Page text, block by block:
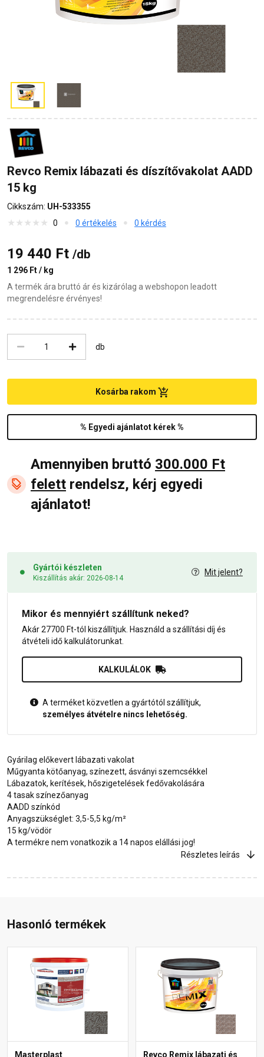
Revco Remix lábazati és díszítővakolat AADD
15 kg
Cikkszám: UH-533355
0
0 értékelés 0 kérdés
19 440 Ft /db
1 296 Ft / kg
A termék ára bruttó ár és kizárólag a webshopon leadott
megrendelésre érvényes!
db
% Egyedi ajánlatot kérek %
Kosárba rakom
Amennyiben bruttó 300.000 Ft
felett rendelsz, kérj egyedi
ajánlatot!
Gyártói készleten
Kiszállítás akár: 2026-08-14
Mit jelent?
Mikor és mennyiért szállítunk neked?
Akár 27700 Ft-tól kiszállítjuk. Használd a szállítási díj és
átvételi idő kalkulátorunkat.
KALKULÁLOK
A terméket közvetlen a gyártótól szállítjuk,
személyes átvételre nincs lehetőség.
Gyárilag előkevert lábazati vakolat
Műgyanta kötőanyag, színezett, ásványi szemcsékkel
Lábazatok, kerítések, hőszigetelések fedővakolására
4 tasak színezőanyag
AADD színkód
Anyagszükséglet: 3,5-5,5 kg/m²
15 kg/vödör
A termékre nem vonatkozik a 14 napos elállási jog!
Részletes leírás
Hasonló termékek
Masterplast Revco Remix lábazati és